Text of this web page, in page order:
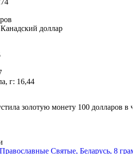
Канадский доллар
г: 16,44
золотую монету 100 долларов в
Святые, Беларусь, 8